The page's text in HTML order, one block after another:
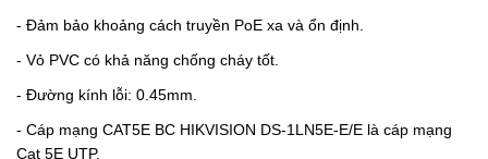
- Đảm bảo khoảng cách truyền PoE xa và ổn định.
- Vỏ PVC có khả năng chống cháy tốt.
- Đường kính lỗi: 0.45mm.
- Cáp mạng CAT5E BC HIKVISION DS-1LN5E-E/E là cáp mạng
Cat 5E UTP.